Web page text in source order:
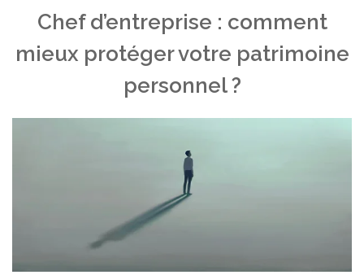
Chef d’entreprise : comment
mieux protéger votre patrimoine
personnel ?